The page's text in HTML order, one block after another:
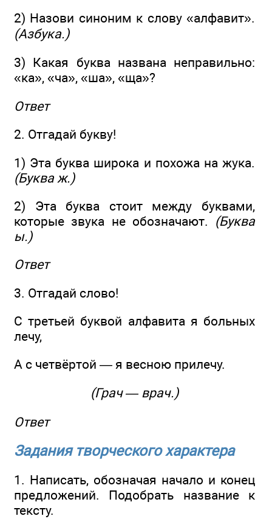
2) Назови синоним к слову «алфавит».
(Азбука.)
3) Какая буква названа неправильно:
«ка», «ча», «ша», «ща»?
Ответ
2. Отгадай букву!
1) Эта буква широка и похожа на жука.
(Буква ж.)
2) Эта буква стоит между буквами,
которые звука не обозначают. (Буква
ы.)
Ответ
3. Отгадай слово!
С третьей буквой алфавита я больных
лечу,
А с четвёртой — я весною прилечу.
(Грач — врач.)
Ответ
Задания творческого характера
1. Написать, обозначая начало и конец
предложений. Подобрать название к
тексту.